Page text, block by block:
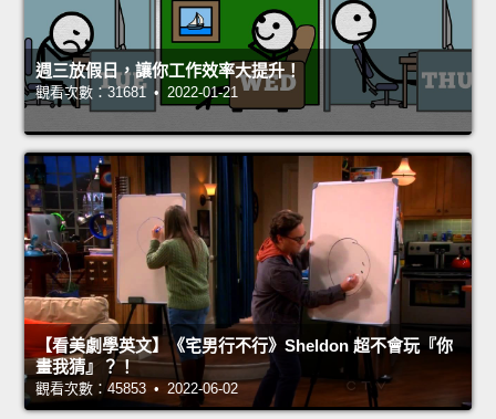
週三放假日，讓你工作效率大提升！
觀看次數：31681 • 2022-01-21
【看美劇學英文】《宅男行不行》Sheldon 超不會玩『你
畫我猜』？！
觀看次數：45853 • 2022-06-02